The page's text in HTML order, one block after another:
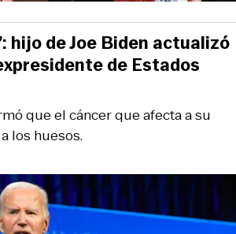
que el cáncer que afecta a su
los huesos.
hijo de Joe Biden actualizó
de Estados